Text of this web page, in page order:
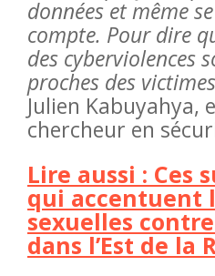
données et même
compte. Pour dire
des cyberviolences
proches des victimes
Julien Kabuyahya,
chercheur en
Lire aussi : Ces
qui accentuent
sexuelles
dans l’Est de la